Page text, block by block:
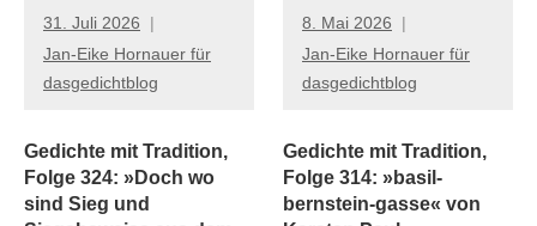
31. Juli 2026
Jan-Eike Hornauer für
dasgedichtblog
8. Mai 2026
Jan-Eike Hornauer für
dasgedichtblog
Gedichte mit Tradition,
Folge 324: »Doch wo
sind Sieg und
Gedichte mit Tradition,
Folge 314: »basil-
bernstein-gasse« von